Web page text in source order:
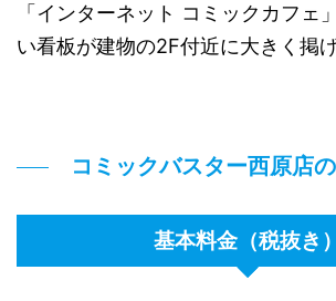
「インターネット コミックカフェ
い看板が建物の2F付近に大きく掲
コミックバスター西原店
基本料金（税抜き）